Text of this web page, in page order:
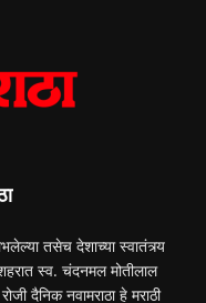
तसेच देशाच्या स्वातंत्र्य
स्व. चंदनमल मोतीलाल
दैनिक नवामराठा हे मराठी